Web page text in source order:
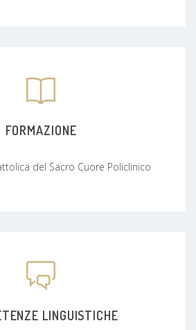
FORMAZIONE
del Sacro Cuore Policlinico
LINGUISTICHE